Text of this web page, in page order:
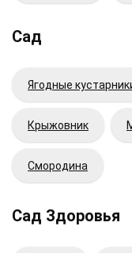
Сад
Ягодные
Крыжовник
Смородина
Сад Здоровья